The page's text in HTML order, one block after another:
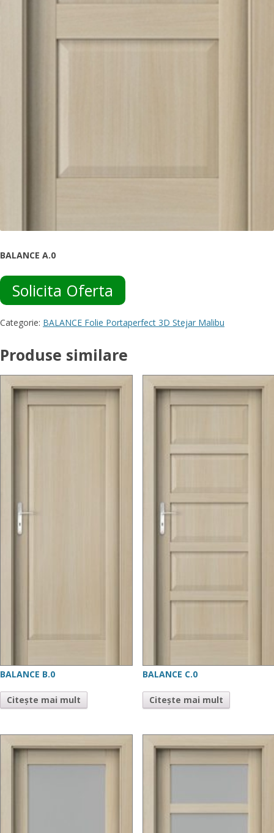
BALANCE A.0
Solicita Oferta
Categorie: BALANCE Folie Portaperfect 3D Stejar Malibu
Produse similare
BALANCE B.0
Citește mai mult
BALANCE C.0
Citește mai mult